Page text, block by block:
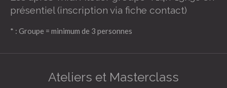
présentiel (inscription via fiche contact)
* : Groupe = minimum de 3 personnes
Ateliers et Masterclass